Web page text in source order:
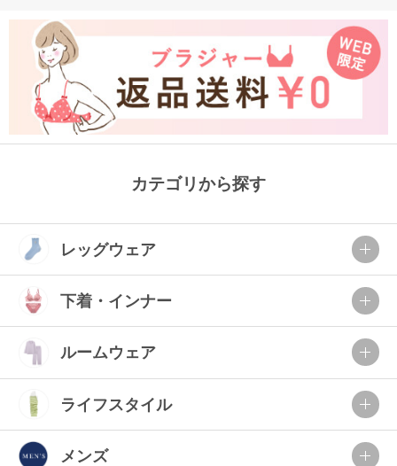
カテゴリから探す
レッグウェア
下着・インナー
ルームウェア
ライフスタイル
メンズ